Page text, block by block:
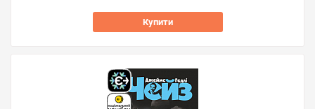
Купити